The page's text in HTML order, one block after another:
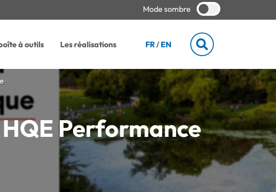
Mode sombre
à outils Les réalisations FR / EN
Performance